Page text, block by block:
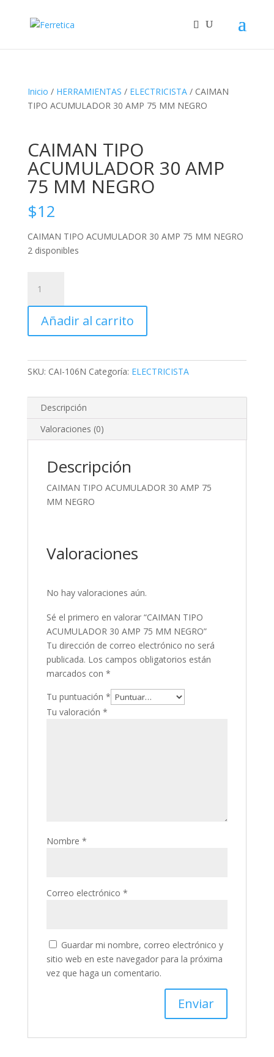
Inicio / HERRAMIENTAS / ELECTRICISTA/ CAIMAN
TIPO ACUMULADOR 30 AMP 75 MM NEGRO
CAIMAN TIPO
ACUMULADOR 30 AMP
75 MM NEGRO
$12
CAIMAN TIPO ACUMULADOR 30 AMP 75 MM NEGRO
2 disponibles
TIPO
ACUMULADOR
AMP
MM
NEGRO
Añadir al carrito
SKU: CAI-106N Categoría: ELECTRICISTA
Descripción
Valoraciones (0)
Descripción
CAIMAN TIPO ACUMULADOR 30 AMP 75
MM NEGRO
Valoraciones
No hay valoraciones aún.
Sé el primero en valorar “CAIMAN TIPO
ACUMULADOR 30 AMP 75 MM NEGRO”
Tu dirección de correo electrónico no será
publicada. Los campos obligatorios están
marcados con *
Tu puntuación *
Tu valoración *
Nombre *
Correo electrónico *
Guardar mi nombre, correo electrónico y
sitio web en este navegador para la próxima
vez que haga un comentario.